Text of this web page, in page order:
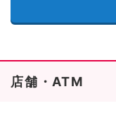
店舗・ATM